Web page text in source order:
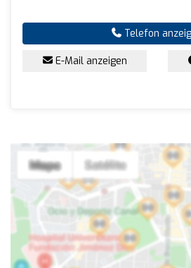
Telefon
E-Mail anzeigen